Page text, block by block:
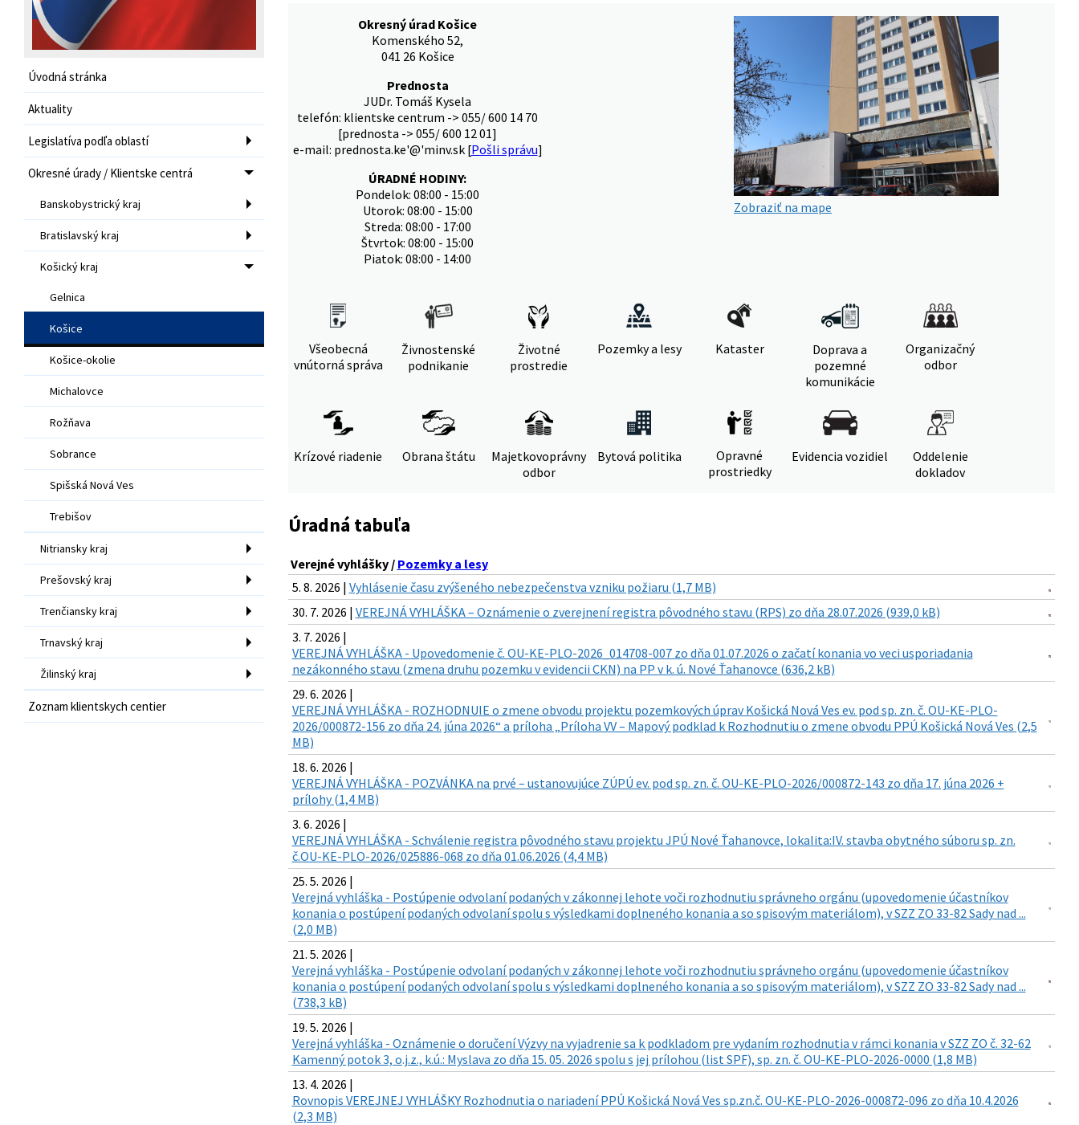
Úvodná stránka
Aktuality
Legislatíva podľa oblastí
Okresné úrady / Klientske centrá
Banskobystrický kraj
Bratislavský kraj
Košický kraj
Gelnica
Košice
Košice-okolie
Michalovce
Rožňava
Sobrance
Spišská Nová Ves
Trebišov
Nitriansky kraj
Prešovský kraj
Trenčiansky kraj
Trnavský kraj
Žilinský kraj
Zoznam klientskych centier
Okresný úrad Košice
Komenského 52,
041 26 Košice
Prednosta
JUDr. Tomáš Kysela
telefón: klientske centrum -> 055/ 600 14 70
[prednosta -> 055/ 600 12 01]
e-mail: prednosta.ke'@'minv.sk [Pošli správu]
ÚRADNÉ HODINY:
Pondelok: 08:00 - 15:00
Utorok: 08:00 - 15:00
Streda: 08:00 - 17:00
Štvrtok: 08:00 - 15:00
Piatok: 08:00 - 14:00
Zobraziť na mape
Všeobecná
vnútorná správa
Živnostenské
podnikanie
Životné
prostredie
Pozemky a lesy Kataster
Doprava a
pozemné
komunikácie
Organizačný
odbor
Krízové riadenie Obrana štátu
Majetkovoprávny
odbor
Bytová politika
Opravné
prostriedky
Evidencia vozidiel
Oddelenie
dokladov
Úradná tabuľa
Verejné vyhlášky / Pozemky a lesy
5. 8. 2026 | Vyhlásenie času zvýšeného nebezpečenstva vzniku požiaru (1,7 MB)
30. 7. 2026 | VEREJNÁ VYHLÁŠKA – Oznámenie o zverejnení registra pôvodného stavu (RPS) zo dňa 28.07.2026 (939,0 kB)
3. 7. 2026 |
VEREJNÁ VYHLÁŠKA - Upovedomenie č. OU-KE-PLO-2026_014708-007 zo dňa 01.07.2026 o začatí konania vo veci usporiadania
nezákonného stavu (zmena druhu pozemku v evidencii CKN) na PP v k. ú. Nové Ťahanovce (636,2 kB)
29. 6. 2026 |
VEREJNÁ VYHLÁŠKA - ROZHODNUIE o zmene obvodu projektu pozemkových úprav Košická Nová Ves ev. pod sp. zn. č. OU-KE-PLO-
2026/000872-156 zo dňa 24. júna 2026“ a príloha „Príloha VV – Mapový podklad k Rozhodnutiu o zmene obvodu PPÚ Košická Nová Ves (2,5
MB)
18. 6. 2026 |
VEREJNÁ VYHLÁŠKA - POZVÁNKA na prvé – ustanovujúce ZÚPÚ ev. pod sp. zn. č. OU-KE-PLO-2026/000872-143 zo dňa 17. júna 2026 +
prílohy (1,4 MB)
3. 6. 2026 |
VEREJNÁ VYHLÁŠKA - Schválenie registra pôvodného stavu projektu JPÚ Nové Ťahanovce, lokalita:IV. stavba obytného súboru sp. zn.
č.OU-KE-PLO-2026/025886-068 zo dňa 01.06.2026 (4,4 MB)
25. 5. 2026 |
Verejná vyhláška - Postúpenie odvolaní podaných v zákonnej lehote voči rozhodnutiu správneho orgánu (upovedomenie účastníkov
konania o postúpení podaných odvolaní spolu s výsledkami doplneného konania a so spisovým materiálom), v SZZ ZO 33-82 Sady nad ...
(2,0 MB)
21. 5. 2026 |
Verejná vyhláška - Postúpenie odvolaní podaných v zákonnej lehote voči rozhodnutiu správneho orgánu (upovedomenie účastníkov
konania o postúpení podaných odvolaní spolu s výsledkami doplneného konania a so spisovým materiálom), v SZZ ZO 33-82 Sady nad ...
(738,3 kB)
19. 5. 2026 |
Verejná vyhláška - Oznámenie o doručení Výzvy na vyjadrenie sa k podkladom pre vydaním rozhodnutia v rámci konania v SZZ ZO č. 32-62
Kamenný potok 3, o.j.z., k.ú.: Myslava zo dňa 15. 05. 2026 spolu s jej prílohou (list SPF), sp. zn. č. OU-KE-PLO-2026-0000 (1,8 MB)
13. 4. 2026 |
Rovnopis VEREJNEJ VYHLÁŠKY Rozhodnutia o nariadení PPÚ Košická Nová Ves sp.zn.č. OU-KE-PLO-2026-000872-096 zo dňa 10.4.2026
(2,3 MB)